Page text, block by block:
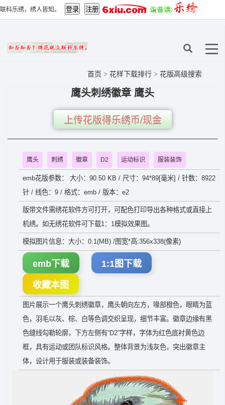
联科乐绣，绣人皆知。
首页 > 花样下载排行 > 花版高级搜索
鹰头刺绣徽章 鹰头
上传花版得乐绣币/现金
鹰头 刺绣 徽章 D2 运动标识 服装装饰
emb花版参数： 大小：90.50 KB / 尺寸：94*89[毫米] / 针数：8922
针 / 线色：9 / 格式：emb / 版本：e2
版带文件需绣花软件方可打开，可配色打印导出各种格式或直接上
机绣。如无绣花软件可下载1：1模拟效果图。
模拟图片信息：大小：0.1(MB) /图宽*高:356x338(像素)
emb下载 1:1图下载
收藏本图
图片展示一个鹰头刺绣徽章，鹰头朝向左方，喙部橙色，眼睛为蓝
色，羽毛以灰、棕、白等色调交织呈现，细节丰富。徽章边缘有黑
色缝线勾勒轮廓，下方左侧有“D2”字样，字体为红色底衬黄色边
框，具有运动或团队标识风格。整体背景为浅灰色，突出徽章主
体，设计用于服装或装备装饰。